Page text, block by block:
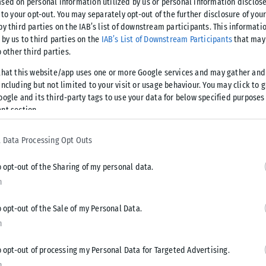
on personal information utilized by us or personal information
your opt-out. You may separately opt-out of the further disclosure of
third parties on the IAB’s list of downstream participants. This
by us to third parties on the IAB’s List of Downstream Participantsthat
other third parties.
this website/app uses one or more Google services and may gather
but not limited to your visit or usage behaviour. You may click to
and its third-party tags to use your data for below specified
section.
Data Processing Opt Outs
opt-out of the Sharing of my personal data.
opt-out of the Sale of my Personal Data.
opt-out of processing my Personal Data for Targeted Advertising.
της Κυψέλης αντίκρισαν στην οδό
έναν άνδρα γεμάτο αίματα και
ότι ο άντρας είναι νεκρός ενώ δίπλα του
ενέργεια ή αυτοκτονία.